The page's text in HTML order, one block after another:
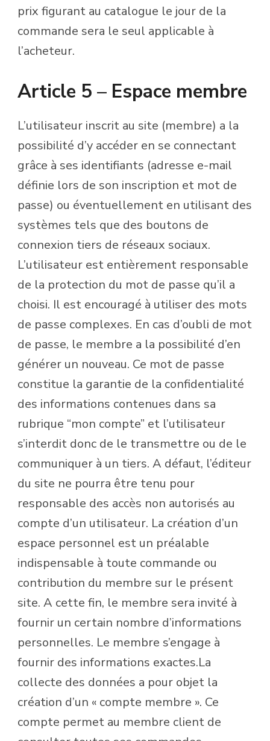
prix figurant au catalogue le jour de la
commande sera le seul applicable à
l’acheteur.
Article 5 – Espace membre
L’utilisateur inscrit au site (membre) a la
possibilité d’y accéder en se connectant
grâce à ses identifiants (adresse e-mail
définie lors de son inscription et mot de
passe) ou éventuellement en utilisant des
systèmes tels que des boutons de
connexion tiers de réseaux sociaux.
L’utilisateur est entièrement responsable
de la protection du mot de passe qu’il a
choisi. Il est encouragé à utiliser des mots
de passe complexes. En cas d’oubli de mot
de passe, le membre a la possibilité d’en
générer un nouveau. Ce mot de passe
constitue la garantie de la confidentialité
des informations contenues dans sa
rubrique “mon compte” et l’utilisateur
s’interdit donc de le transmettre ou de le
communiquer à un tiers. A défaut, l’éditeur
du site ne pourra être tenu pour
responsable des accès non autorisés au
compte d’un utilisateur. La création d’un
espace personnel est un préalable
indispensable à toute commande ou
contribution du membre sur le présent
site. A cette fin, le membre sera invité à
fournir un certain nombre d’informations
personnelles. Le membre s’engage à
fournir des informations exactes.La
collecte des données a pour objet la
création d’un « compte membre ». Ce
compte permet au membre client de